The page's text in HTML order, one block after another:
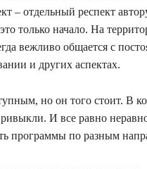
– отдельный респект
только начало. На
вежливо общается с
и других аспектах.
но он того стоит. В
И все равно
программы по разным